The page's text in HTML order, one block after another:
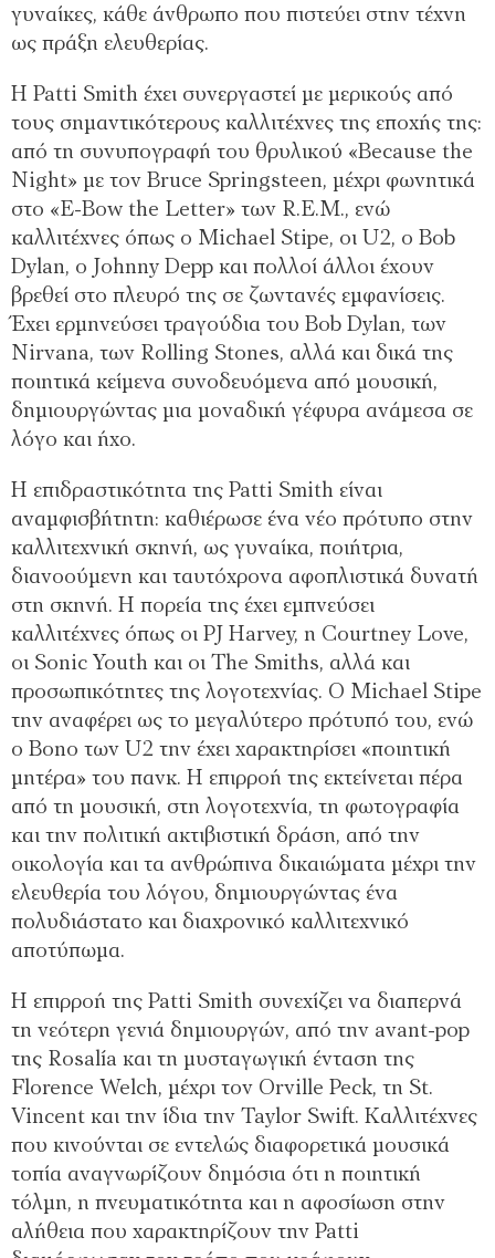
γυναίκες, κάθε άνθρωπο που πιστεύει στην τέχνη
ως πράξη ελευθερίας.
Η Patti Smith έχει συνεργαστεί με μερικούς από
τους σημαντικότερους καλλιτέχνες της εποχής της:
από τη συνυπογραφή του θρυλικού «Because the
Night» με τον Bruce Springsteen, μέχρι φωνητικά
στο «E-Bow the Letter» των R.E.M., ενώ
καλλιτέχνες όπως ο Michael Stipe, οι U2, ο Bob
Dylan, ο Johnny Depp και πολλοί άλλοι έχουν
βρεθεί στο πλευρό της σε ζωντανές εμφανίσεις.
Έχει ερμηνεύσει τραγούδια του Bob Dylan, των
Nirvana, των Rolling Stones, αλλά και δικά της
ποιητικά κείμενα συνοδευόμενα από μουσική,
δημιουργώντας μια μοναδική γέφυρα ανάμεσα σε
λόγο και ήχο.
Η επιδραστικότητα της Patti Smith είναι
αναμφισβήτητη: καθιέρωσε ένα νέο πρότυπο στην
καλλιτεχνική σκηνή, ως γυναίκα, ποιήτρια,
διανοούμενη και ταυτόχρονα αφοπλιστικά δυνατή
στη σκηνή. Η πορεία της έχει εμπνεύσει
καλλιτέχνες όπως οι PJ Harvey, η Courtney Love,
οι Sonic Youth και οι The Smiths, αλλά και
προσωπικότητες της λογοτεχνίας. Ο Michael Stipe
την αναφέρει ως το μεγαλύτερο πρότυπό του, ενώ
ο Bono των U2 την έχει χαρακτηρίσει «ποιητική
μητέρα» του πανκ. Η επιρροή της εκτείνεται πέρα
από τη μουσική, στη λογοτεχνία, τη φωτογραφία
και την πολιτική ακτιβιστική δράση, από την
οικολογία και τα ανθρώπινα δικαιώματα μέχρι την
ελευθερία του λόγου, δημιουργώντας ένα
πολυδιάστατο και διαχρονικό καλλιτεχνικό
αποτύπωμα.
Η επιρροή της Patti Smith συνεχίζει να διαπερνά
τη νεότερη γενιά δημιουργών, από την avant-pop
της Rosalía και τη μυσταγωγική ένταση της
Florence Welch, μέχρι τον Orville Peck, τη St.
Vincent και την ίδια την Taylor Swift. Καλλιτέχνες
που κινούνται σε εντελώς διαφορετικά μουσικά
τοπία αναγνωρίζουν δημόσια ότι η ποιητική
τόλμη, η πνευματικότητα και η αφοσίωση στην
αλήθεια που χαρακτηρίζουν την Patti